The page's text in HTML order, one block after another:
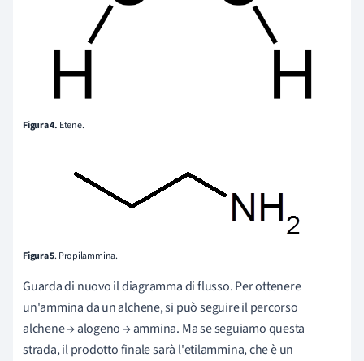
Figura 4. Etene.
Figura 5. Propilammina.
Guarda di nuovo il diagramma di flusso. Per ottenere
un'ammina da un alchene, si può seguire il percorso
alchene → alogeno → ammina. Ma se seguiamo questa
strada, il prodotto finale sarà l'etilammina, che è un